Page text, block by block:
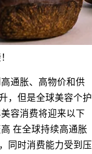
通胀、高物价和供
，但是全球美容个护
容消费将迎来以下
在全球持续高通胀
同时消费能力受到压